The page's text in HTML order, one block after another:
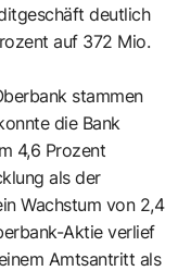
deutlich
auf 372 Mio.
stammen
die Bank
4,6 Prozent
als der
Wachstum von 2,4
Aktie verlief
Amtsantritt als